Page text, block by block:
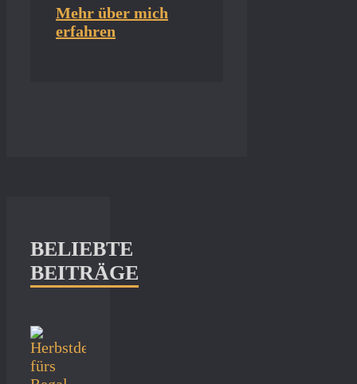
Mehr über mich
erfahren
BELIEBTE
BEITRÄGE